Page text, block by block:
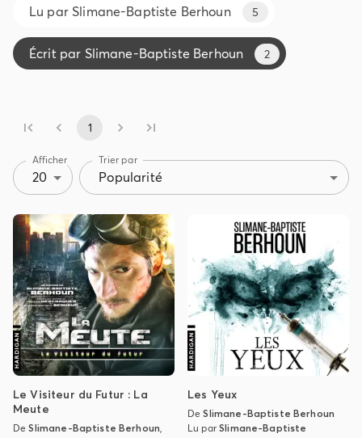
Lu par Slimane-Baptiste Berhoun 5
Écrit par Slimane-Baptiste Berhoun 2
1
Afficher
20
Trier par
Popularité
Le Visiteur du Futur : La
Meute
DeSlimane-Baptiste Berhoun,
Les Yeux
DeSlimane-Baptiste Berhoun
Lu parSlimane-Baptiste